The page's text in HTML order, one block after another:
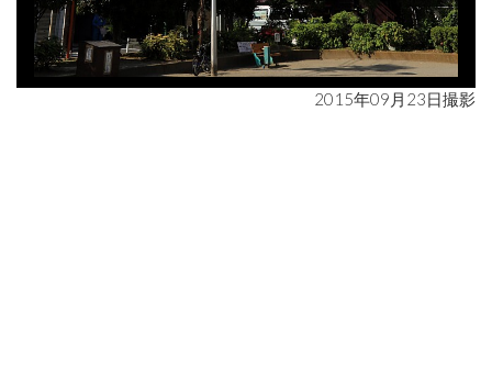
2015年09月23日撮影